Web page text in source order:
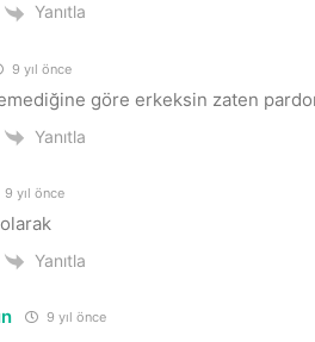
Yanıtla
9 yıl önce
göre erkeksin zaten
Yanıtla
9 yıl önce
Yanıtla
9 yıl önce